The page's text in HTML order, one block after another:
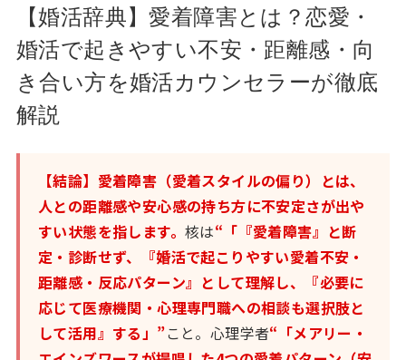
【婚活辞典】愛着障害とは？恋愛・
婚活で起きやすい不安・距離感・向
き合い方を婚活カウンセラーが徹底
解説
【結論】愛着障害（愛着スタイルの偏り）とは、
人との距離感や安心感の持ち方に不安定さが出や
すい状態を指します。 核は“「『愛着障害』と断
定・診断せず、『婚活で起こりやすい愛着不安・
距離感・反応パターン』として理解し、『必要に
応じて医療機関・心理専門職への相談も選択肢と
して活用』する」”こと。心理学者“「メアリー・